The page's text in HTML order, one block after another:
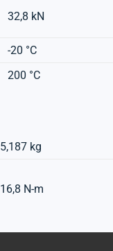
32,8 kN
-20 °C
200 °C
5,187 kg
16,8 N-m